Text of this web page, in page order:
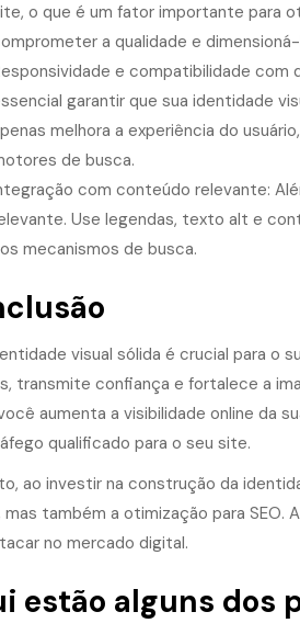
o que é um fator importante para
a qualidade e
e compatibilidade
garantir que sua identidade
melhora a experiência do
de busca.
com conteúdo relevante:
Use legendas, texto alt e
mecanismos de busca.
visual sólida é crucial para o
transmite confiança e fortalece a
aumenta a visibilidade online da
qualificado para o seu site.
ao investir na construção da
mas também a otimização para
no mercado digital.
estão alguns dos